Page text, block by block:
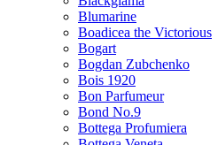
Blumarine
Boadicea the Victorious
Bogart
Bogdan Zubchenko
Bois 1920
Bon Parfumeur
Bond No.9
Bottega Profumiera